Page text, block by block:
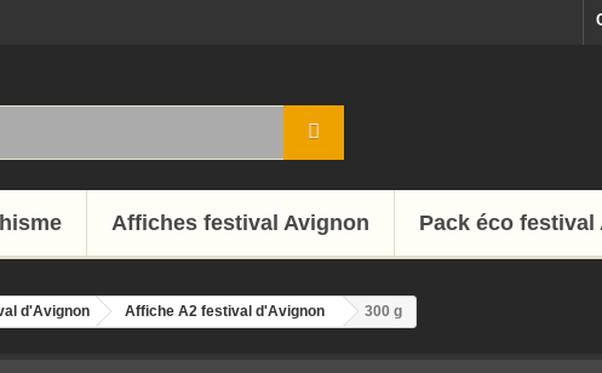
Affiches festival Avignon Pack éco festival
d'Avignon Affiche A2 festival d'Avignon 300 g